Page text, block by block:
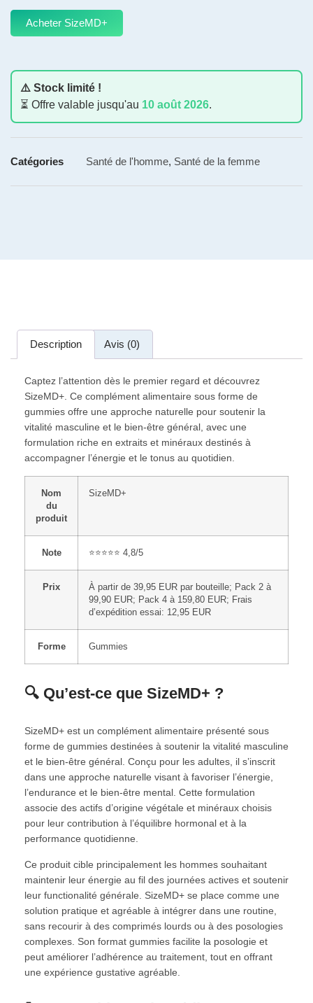
Acheter SizeMD+
⚠️ Stock limité !
⏳ Offre valable jusqu'au 10 août 2026.
Catégories Santé de l'homme, Santé de la femme
Description Avis (0)
Captez l’attention dès le premier regard et découvrez
SizeMD+. Ce complément alimentaire sous forme de
gummies offre une approche naturelle pour soutenir la
vitalité masculine et le bien-être général, avec une
formulation riche en extraits et minéraux destinés à
accompagner l’énergie et le tonus au quotidien.
Nom
du
produit
SizeMD+
Note ⭐⭐⭐⭐⭐ 4,8/5
Prix
À partir de 39,95 EUR par bouteille; Pack 2 à
99,90 EUR; Pack 4 à 159,80 EUR; Frais
d’expédition essai: 12,95 EUR
Forme Gummies
🔍 Qu’est-ce que SizeMD+ ?
SizeMD+ est un complément alimentaire présenté sous
forme de gummies destinées à soutenir la vitalité masculine
et le bien-être général. Conçu pour les adultes, il s’inscrit
dans une approche naturelle visant à favoriser l’énergie,
l’endurance et le bien-être mental. Cette formulation
associe des actifs d’origine végétale et minéraux choisis
pour leur contribution à l’équilibre hormonal et à la
performance quotidienne.
Ce produit cible principalement les hommes souhaitant
maintenir leur énergie au fil des journées actives et soutenir
leur functionalité générale. SizeMD+ se place comme une
solution pratique et agréable à intégrer dans une routine,
sans recourir à des comprimés lourds ou à des posologies
complexes. Son format gummies facilite la posologie et
peut améliorer l’adhérence au traitement, tout en offrant
une expérience gustative agréable.